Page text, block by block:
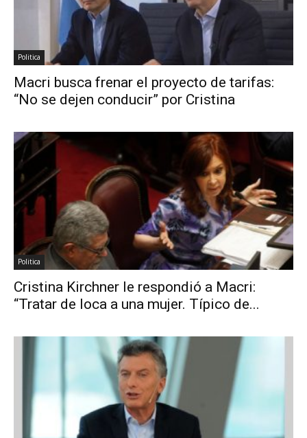
Politica
Macri busca frenar el proyecto de tarifas:
“No se dejen conducir” por Cristina
Politica
Cristina Kirchner le respondió a Macri:
“Tratar de loca a una mujer. Típico de...